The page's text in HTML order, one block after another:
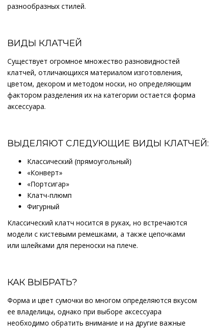
разнообразных стилей.
ВИДЫ КЛАТЧЕЙ
Существует огромное множество разновидностей
клатчей, отличающихся материалом изготовления,
цветом, декором и методом носки, но определяющим
фактором разделения их на категории остается форма
аксессуара.
ВЫДЕЛЯЮТ СЛЕДУЮЩИЕ ВИДЫ КЛАТЧЕЙ:
Классический (прямоугольный)
«Конверт»
«Портсигар»
Клатч-плюмп
Фигурный
Классический клатч носится в руках, но встречаются
модели с кистевыми ремешками, а также цепочками
или шлейками для переноски на плече.
КАК ВЫБРАТЬ?
Форма и цвет сумочки во многом определяются вкусом
ее владелицы, однако при выборе аксессуара
необходимо обратить внимание и на другие важные